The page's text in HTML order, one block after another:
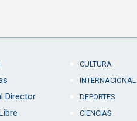
Director
CULTURA
INTERNACIONAL
DEPORTES
CIENCIAS